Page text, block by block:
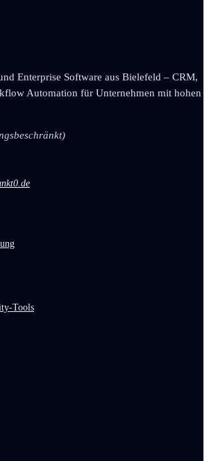
Enterprise Software aus Bielefeld – CRM,
Automation für Unternehmen mit hohen
Tools